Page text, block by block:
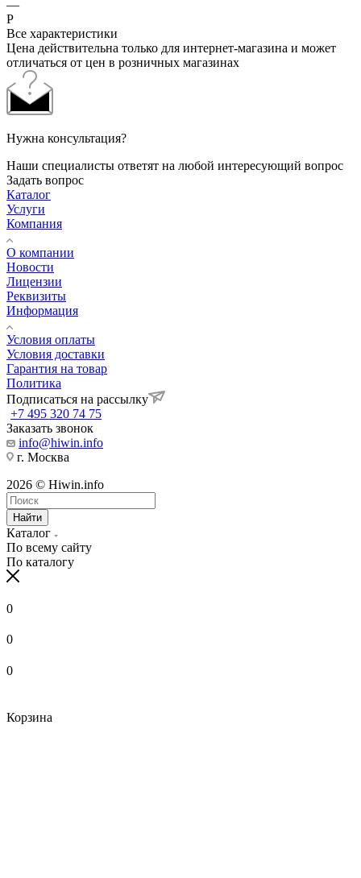
—
P
Все характеристики
Цена действительна только для интернет-магазина и может
отличаться от цен в розничных магазинах
Нужна консультация?
Наши специалисты ответят на любой интересующий вопрос
Задать вопрос
Каталог
Услуги
Компания
О компании
Новости
Лицензии
Реквизиты
Информация
Условия оплаты
Условия доставки
Гарантия на товар
Политика
Подписаться на рассылку
+7 495 320 74 75
Заказать звонок
info@hiwin.info
г. Москва
2026 © Hiwin.info
Найти
Каталог
По всему сайту
По каталогу
0
0
0
Корзина